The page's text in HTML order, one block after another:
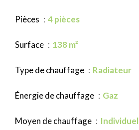
Pièces 4 pièces
Surface 138 m²
Type de chauffage Radiateur
Énergie de chauffage Gaz
Moyen de chauffage Individuel